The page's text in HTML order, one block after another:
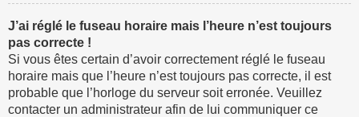
J’ai réglé le fuseau horaire mais l’heure n’est toujours
pas correcte !
Si vous êtes certain d’avoir correctement réglé le fuseau
horaire mais que l’heure n’est toujours pas correcte, il est
probable que l’horloge du serveur soit erronée. Veuillez
contacter un administrateur afin de lui communiquer ce